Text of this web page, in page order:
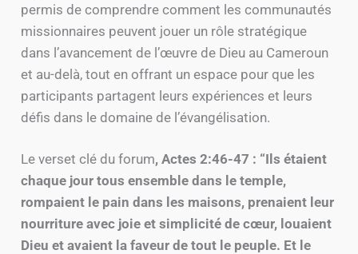
permis de comprendre comment les communautés
missionnaires peuvent jouer un rôle stratégique
dans l’avancement de l’œuvre de Dieu au Cameroun
et au-delà, tout en offrant un espace pour que les
participants partagent leurs expériences et leurs
défis dans le domaine de l’évangélisation.
Le verset clé du forum, Actes 2:46-47 : “Ils étaient
chaque jour tous ensemble dans le temple,
rompaient le pain dans les maisons, prenaient leur
nourriture avec joie et simplicité de cœur, louaient
Dieu et avaient la faveur de tout le peuple. Et le